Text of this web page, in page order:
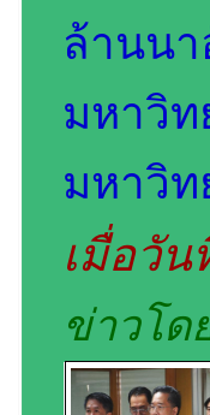
ล้านน
มหาวิท
มหาวิท
เมื่อวัน
ข่าวโด